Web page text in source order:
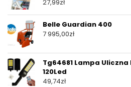
27,99zł
Belle Guardian 400
7 995,00zł
Tg64681 Lampa
120Led
49,74zł